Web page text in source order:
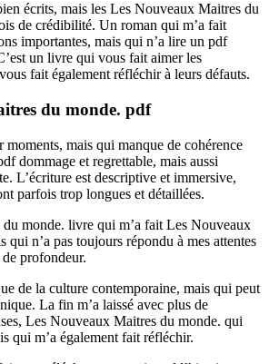
écrits, mais les Les Nouveaux Maitres du
de crédibilité. Un roman qui m’a fait
importantes, mais qui n’a lire un pdf
un livre qui vous fait aimer les
fait également réfléchir à leurs défauts.
du monde. pdf
mais qui manque de cohérence
dommage et regrettable, mais aussi
L’écriture est descriptive et immersive,
parfois trop longues et détaillées.
monde. livre qui m’a fait Les Nouveaux
qui n’a pas toujours répondu à mes attentes
profondeur.
de la culture contemporaine, mais qui peut
La fin m’a laissé avec plus de
Les Nouveaux Maitres du monde. qui
qui m’a également fait réfléchir.